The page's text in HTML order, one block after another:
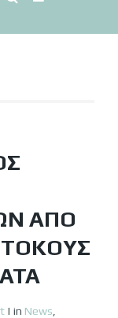
ΑΠΌ
| in News